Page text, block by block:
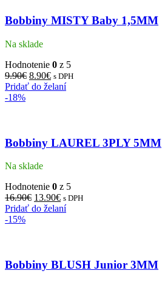
Bobbiny MISTY Baby 1,5MM
Na sklade
Hodnotenie 0 z 5
9.90€ 8.90€ s DPH
Pridať do želaní
-18%
Bobbiny LAUREL 3PLY 5MM
Na sklade
Hodnotenie 0 z 5
16.90€ 13.90€ s DPH
Pridať do želaní
-15%
Bobbiny BLUSH Junior 3MM